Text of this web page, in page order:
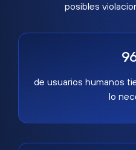
posibles
de usuarios humanos
lo